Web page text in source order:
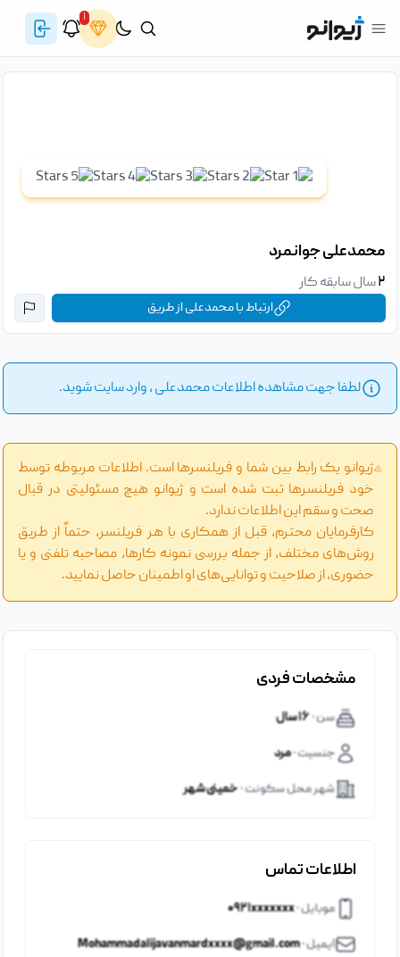
۱
محمدعلی جوانمرد
۲سال سابقه کار
ارتباط با محمدعلی از طریق
لطفا جهت مشاهده اطلاعات محمدعلی ، وارد سایت شوید.
ژیوانو یک رابط بین شما و فریلنسرها است. اطلاعات مربوطه توسط
خود فریلنسرها ثبت شده است و ژیوانو هیچ مسئولیتی در قبال
صحت و سقم این اطلاعات ندارد.
کارفرمایان محترم، قبل از همکاری با هر فریلنسر، حتماً از طریق
روش‌های مختلف، از جمله بررسی نمونه کارها، مصاحبه تلفنی و یا
حضوری، از صلاحیت و توانایی‌های او اطمینان حاصل نمایید.
مشخصات فردی
سن ·۱۶ سال
جنسیت ·مرد
شهر محل سکونت ·خمینی شهر
اطلاعات تماس
موبایل ·۰۹۲۱xxxxxxx
ایمیل ·Mohammadalijavanmardxxxx@gmail.com